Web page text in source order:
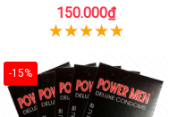
150.000₫
-15%